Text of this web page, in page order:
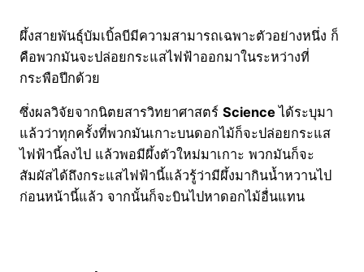
ผึ้งสายพันธุ์บัมเบิ้ลบีมีความสามารถเฉพาะตัวอย่างหนึ่ง ก็
คือพวกมันจะปล่อยกระแสไฟฟ้าออกมาในระหว่างที่
กระพือปีกด้วย
ซึ่งผลวิจัยจากนิตยสารวิทยาศาสตร์ Scienceได้ระบุมา
แล้วว่าทุกครั้งที่พวกมันเกาะบนดอกไม้ก็จะปล่อยกระแส
ไฟฟ้านี้ลงไป แล้วพอมีผึ้งตัวใหม่มาเกาะ พวกมันก็จะ
สัมผัสได้ถึงกระแสไฟฟ้านี้แล้วรู้ว่ามีผึ้งมากินน้ำหวานไป
ก่อนหน้านี้แล้ว จากนั้นก็จะบินไปหาดอกไม้อื่นแทน